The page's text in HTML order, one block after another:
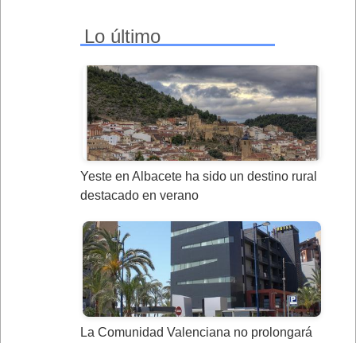
Lo último
Yeste en Albacete ha sido un destino rural
destacado en verano
La Comunidad Valenciana no prolongará